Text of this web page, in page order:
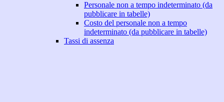
Personale non a tempo indeterminato (da
pubblicare in tabelle)
Costo del personale non a tempo
indeterminato (da pubblicare in tabelle)
Tassi di assenza